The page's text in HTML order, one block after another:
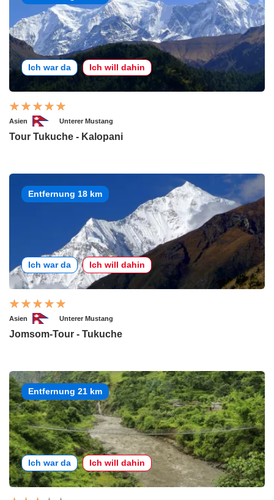
Ich war da Ich will dahin
Asien Unterer Mustang
Tour Tukuche - Kalopani
Entfernung 18 km
Ich war da Ich will dahin
Asien Unterer Mustang
Jomsom-Tour - Tukuche
Entfernung 21 km
Ich war da Ich will dahin